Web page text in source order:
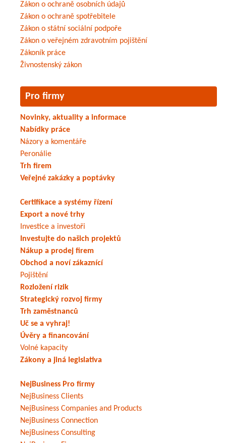
Zákon o ochraně osobních údajů
Zákon o ochraně spotřebitele
Zákon o státní sociální podpoře
Zákon o veřejném zdravotním pojištění
Zákoník práce
Živnostenský zákon
Pro firmy
Novinky, aktuality a informace
Nabídky práce
Názory a komentáře
Peronálie
Trh firem
Veřejné zakázky a poptávky
Certifikace a systémy řízení
Export a nové trhy
Investice a investoři
Investujte do našich projektů
Nákup a prodej firem
Obchod a noví zákaznící
Pojištění
Rozložení rizik
Strategický rozvoj firmy
Trh zaměstnanců
Uč se a vyhraj!
Úvěry a financování
Volné kapacity
Zákony a jiná legislativa
NejBusiness Pro firmy
NejBusiness Clients
NejBusiness Companies and Products
NejBusiness Connection
NejBusiness Consulting